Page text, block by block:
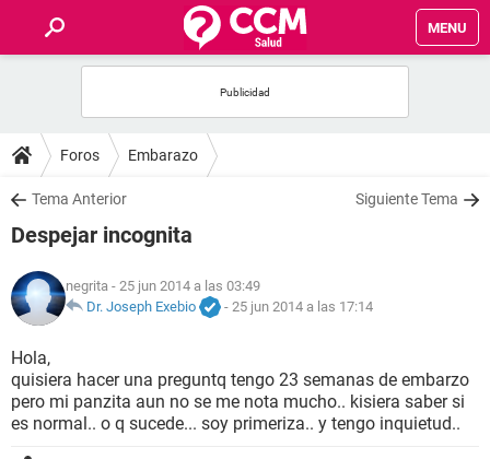
MENU
FOROS
SALUD
FAMILIA
NUTRICIÓN
BIENESTAR
SEXUALIDAD
Foros Embarazo
Tema Anterior Siguiente Tema
Despejar incognita
negrita - 25 jun 2014 a las 03:49
Dr. Joseph Exebio
- 25 jun 2014 a las 17:14
Hola,
quisiera hacer una preguntq tengo 23 semanas de embarzo
pero mi panzita aun no se me nota mucho.. kisiera saber si
es normal.. o q sucede... soy primeriza.. y tengo inquietud..